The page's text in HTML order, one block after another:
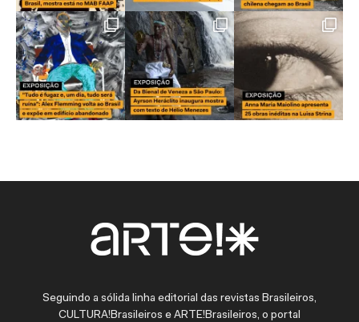
Seguindo a sólida linha editorial das revistas Brasileiros,
CULTURA!Brasileiros e ARTE!Brasileiros, o portal